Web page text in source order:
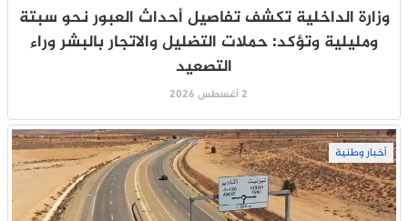
وزارة الداخلية تكشف تفاصيل أحداث العبور نحو سبتة
ومليلية وتؤكد: حملات التضليل والاتجار بالبشر وراء
التصعيد
2 أغسطس 2026
أخبار وطنية